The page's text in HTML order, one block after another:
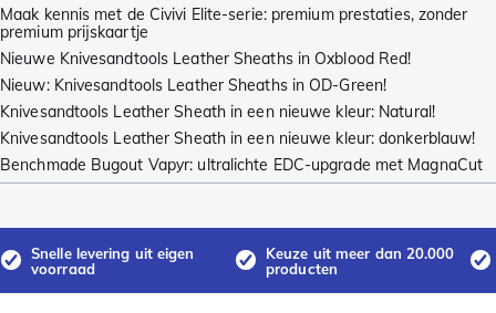
Maak kennis met de Civivi Elite-serie: premium prestaties, zonder
premium prijskaartje
Nieuwe Knivesandtools Leather Sheaths in Oxblood Red!
Nieuw: Knivesandtools Leather Sheaths in OD-Green!
Knivesandtools Leather Sheath in een nieuwe kleur: Natural!
Knivesandtools Leather Sheath in een nieuwe kleur: donkerblauw!
Benchmade Bugout Vapyr: ultralichte EDC-upgrade met MagnaCut
Snelle levering uit eigen
voorraad
Keuze uit meer dan 20.000
producten